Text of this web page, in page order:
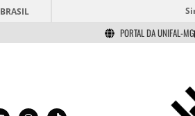
BRASIL
PORTAL DA UNIFAL-MG